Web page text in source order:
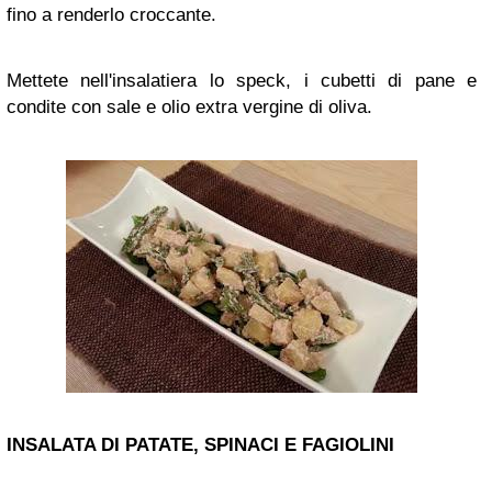
fino a renderlo croccante.
Mettete nell'insalatiera lo speck, i cubetti di pane e
condite con sale e olio extra vergine di oliva.
INSALATA DI PATATE, SPINACI E FAGIOLINI